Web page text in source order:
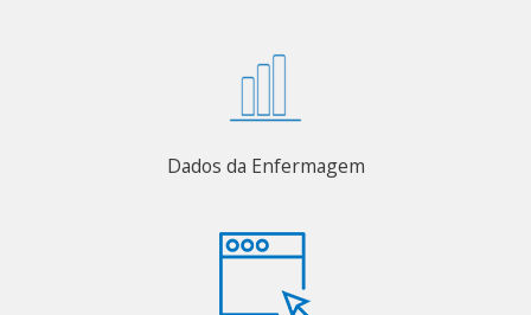
Dados da Enfermagem